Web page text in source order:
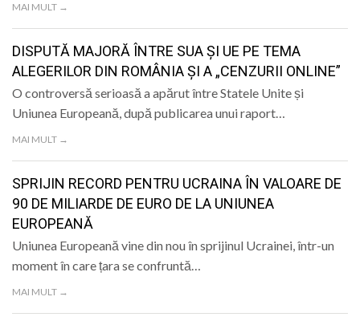
MAI MULT →
DISPUTĂ MAJORĂ ÎNTRE SUA ȘI UE PE TEMA
ALEGERILOR DIN ROMÂNIA ȘI A „CENZURII ONLINE”
O controversă serioasă a apărut între Statele Unite și
Uniunea Europeană, după publicarea unui raport…
MAI MULT →
SPRIJIN RECORD PENTRU UCRAINA ÎN VALOARE DE
90 DE MILIARDE DE EURO DE LA UNIUNEA
EUROPEANĂ
Uniunea Europeană vine din nou în sprijinul Ucrainei, într-un
moment în care țara se confruntă…
MAI MULT →